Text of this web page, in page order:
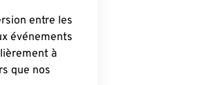
entre les
événements
à
que nos